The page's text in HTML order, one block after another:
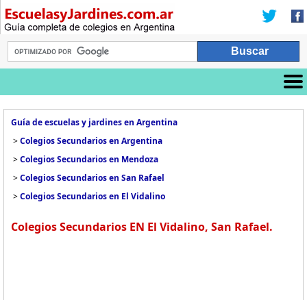
Guía de escuelas y jardines en Argentina
>Colegios Secundarios en Argentina
>Colegios Secundarios en Mendoza
>Colegios Secundarios en San Rafael
>Colegios Secundarios en El Vidalino
Colegios Secundarios EN El Vidalino, San Rafael.